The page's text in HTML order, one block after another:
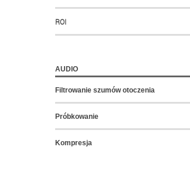
ROI
AUDIO
Filtrowanie szumów otoczenia
Próbkowanie
Kompresja